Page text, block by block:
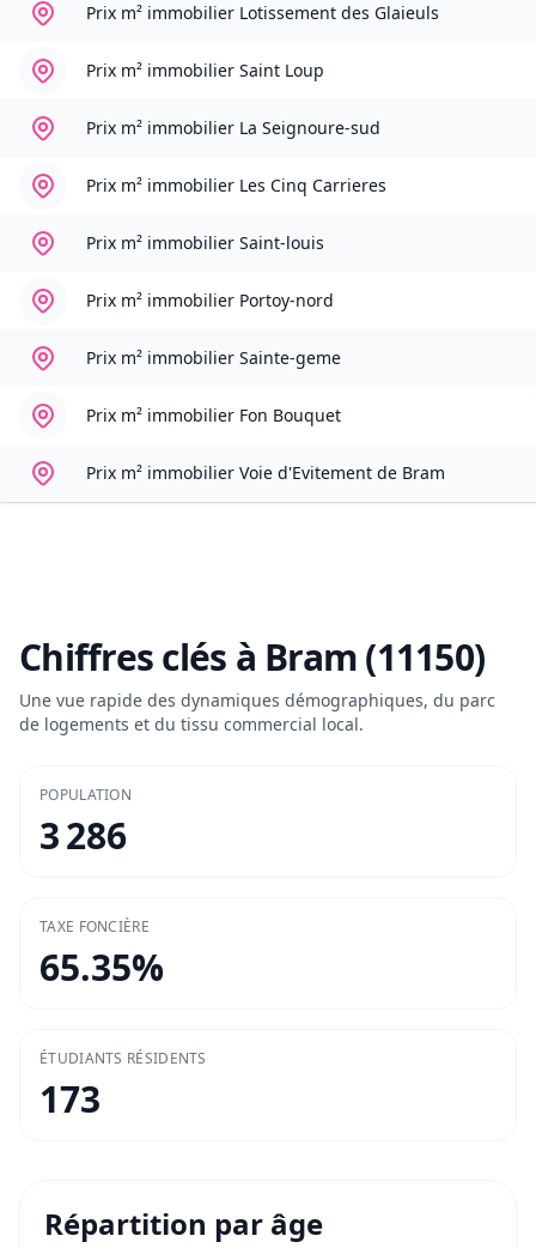
Prix m² immobilier Lotissement des Glaieuls
Prix m² immobilier Saint Loup
Prix m² immobilier La Seignoure-sud
Prix m² immobilier Les Cinq Carrieres
Prix m² immobilier Saint-louis
Prix m² immobilier Portoy-nord
Prix m² immobilier Sainte-geme
Prix m² immobilier Fon Bouquet
Prix m² immobilier Voie d'Evitement de Bram
Chiffres clés à Bram (11150)
Une vue rapide des dynamiques démographiques, du parc
de logements et du tissu commercial local.
POPULATION
3 286
TAXE FONCIÈRE
65.35%
ÉTUDIANTS RÉSIDENTS
173
Répartition par âge